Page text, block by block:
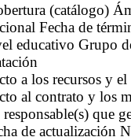
(catálogo)
Fecha de
educativo Grupo
a los recursos y el
al contrato y los
que
de actualización